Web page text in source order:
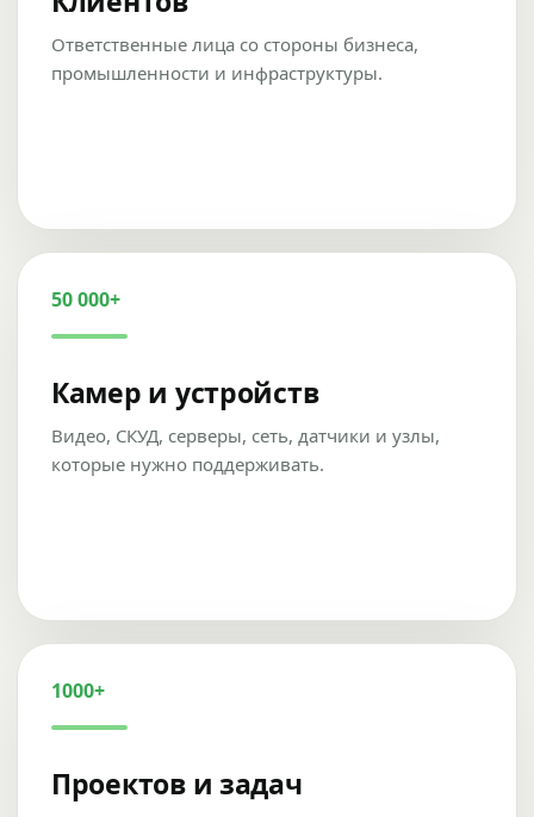
Ответственные лица со стороны бизнеса,
промышленности и инфраструктуры.
50 000+
Камер и устройств
Видео, СКУД, серверы, сеть, датчики и узлы,
которые нужно поддерживать.
1000+
Проектов и задач